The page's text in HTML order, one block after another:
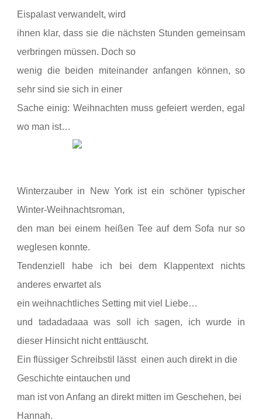
Eispalast verwandelt, wird
ihnen klar, dass sie die nächsten Stunden gemeinsam
verbringen müssen. Doch so
wenig die beiden miteinander anfangen können, so
sehr sind sie sich in einer
Sache einig: Weihnachten muss gefeiert werden, egal
wo man ist…
Winterzauber in New York ist ein schöner typischer
Winter-Weihnachtsroman,
den man bei einem heißen Tee auf dem Sofa nur so
weglesen konnte.
Tendenziell habe ich bei dem Klappentext nichts
anderes erwartet als
ein weihnachtliches Setting mit viel Liebe…
und tadadadaaa was soll ich sagen, ich wurde in
dieser Hinsicht nicht enttäuscht.
Ein flüssiger Schreibstil lässt einen auch direkt in die
Geschichte eintauchen und
man ist von Anfang an direkt mitten im Geschehen, bei
Hannah.